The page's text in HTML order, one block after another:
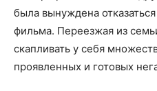
была вынуждена
фильма. Переезжая из
скапливать у себя
проявленных и готовых